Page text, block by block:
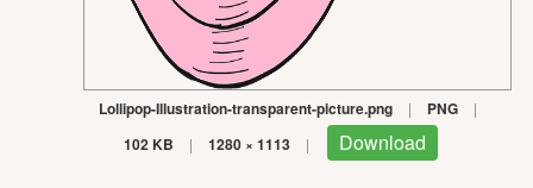
Lollipop-Illustration-transparent-picture.png | PNG |
102 KB | 1280 × 1113 | Download